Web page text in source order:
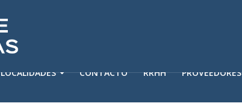
LOCALIDADES CONTACTO RRHH PROVEEDORES